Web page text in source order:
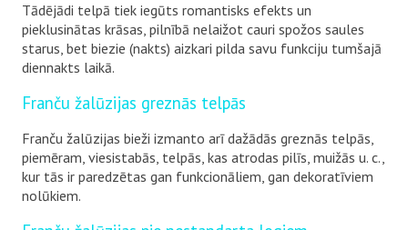
Tādējādi telpā tiek iegūts romantisks efekts un
pieklusinātas krāsas, pilnībā nelaižot cauri spožos saules
starus, bet biezie (nakts) aizkari pilda savu funkciju tumšajā
diennakts laikā.
Franču žalūzijas greznās telpās
Franču žalūzijas bieži izmanto arī dažādās greznās telpās,
piemēram, viesistabās, telpās, kas atrodas pilīs, muižās u. c.,
kur tās ir paredzētas gan funkcionāliem, gan dekoratīviem
nolūkiem.